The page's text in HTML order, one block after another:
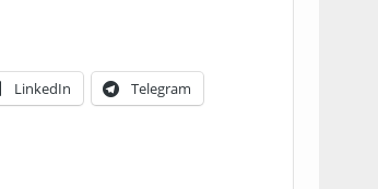
LinkedIn Telegram